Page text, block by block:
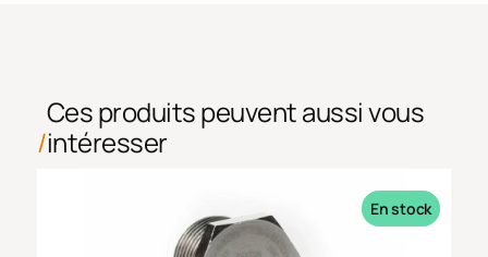
Ces produits peuvent aussi vous
intéresser
En stock